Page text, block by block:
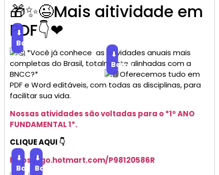
🎁✨😉Mais aitividade em
PDF👇❤
⬇
Baixar
*Você já conhece as atividades anuais mais
completas do Brasil, totalmente alinhadas com a
BNCC?*
⬇
Baixar
Oferecemos tudo em
PDF e Word editáveis, com todas as disciplinas, para
facilitar sua vida.
Nossas atividades são voltadas para o *1º ANO
FUNDAMENTAL 1*.
CLIQUE AQUI 👇
https://go.hotmart.com/P98120586R
⬇
Baixar
⬇
Baixar